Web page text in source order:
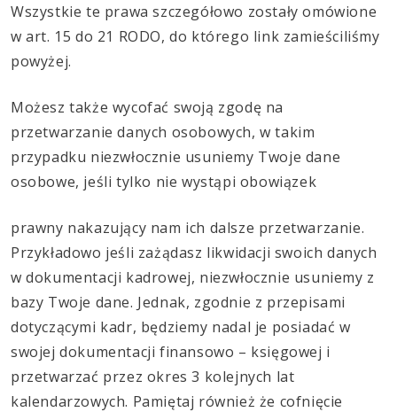
Wszystkie te prawa szczegółowo zostały omówione
w art. 15 do 21 RODO, do którego link zamieściliśmy
powyżej.
Możesz także wycofać swoją zgodę na
przetwarzanie danych osobowych, w takim
przypadku niezwłocznie usuniemy Twoje dane
osobowe, jeśli tylko nie wystąpi obowiązek
prawny nakazujący nam ich dalsze przetwarzanie.
Przykładowo jeśli zażądasz likwidacji swoich danych
w dokumentacji kadrowej, niezwłocznie usuniemy z
bazy Twoje dane. Jednak, zgodnie z przepisami
dotyczącymi kadr, będziemy nadal je posiadać w
swojej dokumentacji finansowo – księgowej i
przetwarzać przez okres 3 kolejnych lat
kalendarzowych. Pamiętaj również że cofnięcie